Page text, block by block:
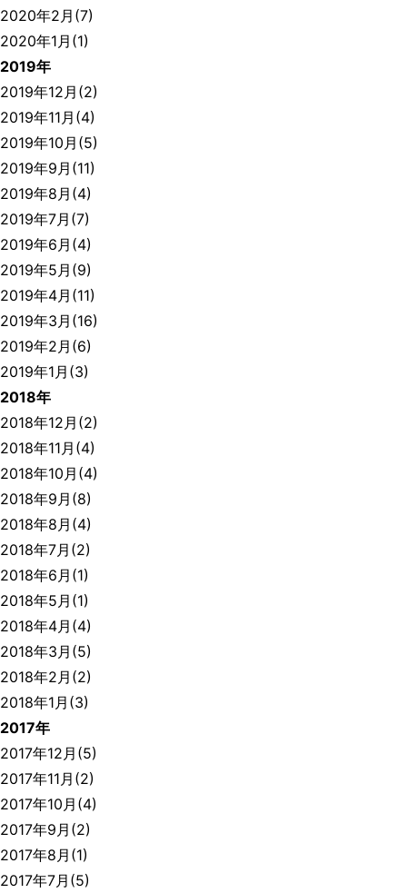
2020年2月(7)
2020年1月(1)
2019年
2019年12月(2)
2019年11月(4)
2019年10月(5)
2019年9月(11)
2019年8月(4)
2019年7月(7)
2019年6月(4)
2019年5月(9)
2019年4月(11)
2019年3月(16)
2019年2月(6)
2019年1月(3)
2018年
2018年12月(2)
2018年11月(4)
2018年10月(4)
2018年9月(8)
2018年8月(4)
2018年7月(2)
2018年6月(1)
2018年5月(1)
2018年4月(4)
2018年3月(5)
2018年2月(2)
2018年1月(3)
2017年
2017年12月(5)
2017年11月(2)
2017年10月(4)
2017年9月(2)
2017年8月(1)
2017年7月(5)